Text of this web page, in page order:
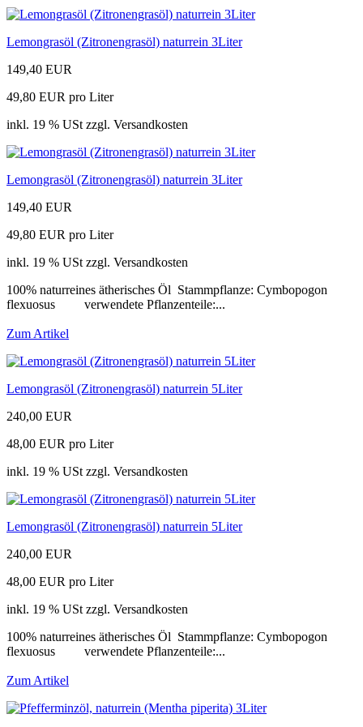
Lemongrasöl (Zitronengrasöl) naturrein 3Liter
149,40 EUR
49,80 EUR pro Liter
inkl. 19 % USt zzgl. Versandkosten
Lemongrasöl (Zitronengrasöl) naturrein 3Liter
149,40 EUR
49,80 EUR pro Liter
inkl. 19 % USt zzgl. Versandkosten
100% naturreines ätherisches Öl Stammpflanze: Cymbopogon
flexuosus verwendete Pflanzenteile:...
Zum Artikel
Lemongrasöl (Zitronengrasöl) naturrein 5Liter
240,00 EUR
48,00 EUR pro Liter
inkl. 19 % USt zzgl. Versandkosten
Lemongrasöl (Zitronengrasöl) naturrein 5Liter
240,00 EUR
48,00 EUR pro Liter
inkl. 19 % USt zzgl. Versandkosten
100% naturreines ätherisches Öl Stammpflanze: Cymbopogon
flexuosus verwendete Pflanzenteile:...
Zum Artikel